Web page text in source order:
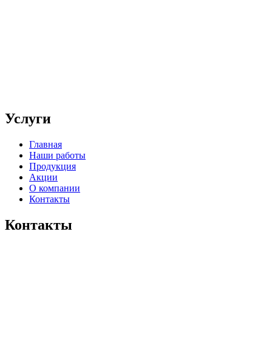
Услуги
Главная
Наши работы
Продукция
Акции
О компании
Контакты
Контакты